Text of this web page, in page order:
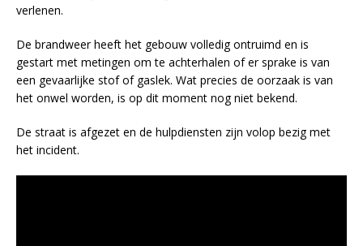
verlenen.
De brandweer heeft het gebouw volledig ontruimd en is
gestart met metingen om te achterhalen of er sprake is van
een gevaarlijke stof of gaslek. Wat precies de oorzaak is van
het onwel worden, is op dit moment nog niet bekend.
De straat is afgezet en de hulpdiensten zijn volop bezig met
het incident.